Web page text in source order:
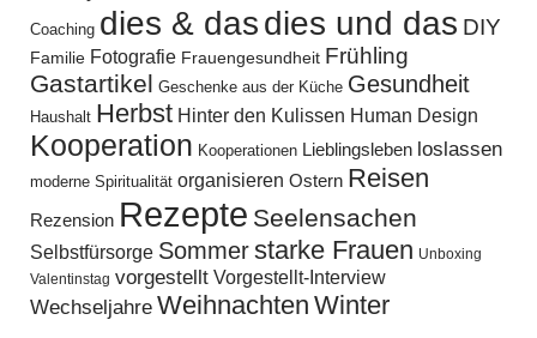
Coaching dies & dasdies und das DIY
Familie Fotografie Frauengesundheit Frühling
Gastartikel Geschenke aus der Küche Gesundheit
Haushalt Herbst Hinter den Kulissen Human Design
Kooperation Kooperationen Lieblingsleben loslassen
moderne Spiritualität organisieren Ostern Reisen
Rezension Rezepte Seelensachen
Selbstfürsorge Sommerstarke Frauen Unboxing
Valentinstag vorgestellt Vorgestellt-Interview
Wechseljahre Weihnachten Winter